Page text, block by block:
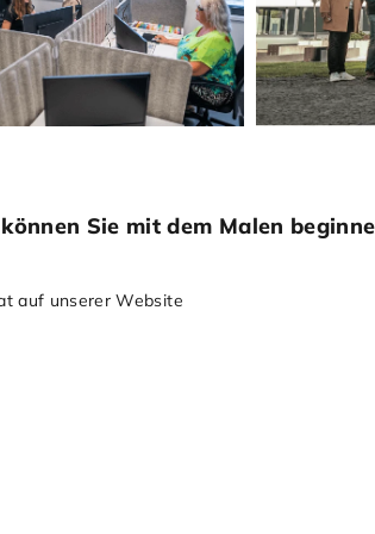
Sie mit dem Malen
auf unserer Website